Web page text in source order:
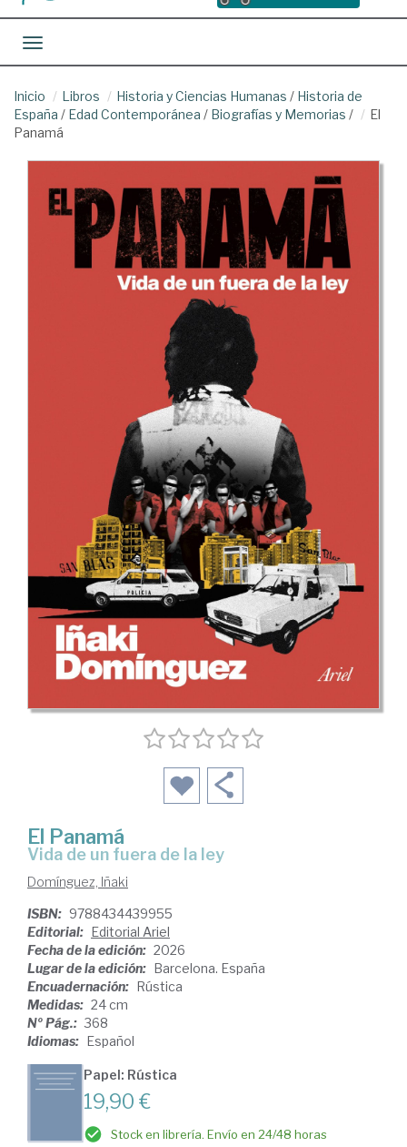
Toggle navigation
Inicio Libros Historia y Ciencias Humanas / Historia de
España / Edad Contemporánea / Biografías y Memorias /
El
Panamá
El Panamá
Vida de un fuera de la ley
Domínguez, Iñaki
ISBN: 9788434439955
Editorial: Editorial Ariel
Fecha de la edición: 2026
Lugar de la edición: Barcelona. España
Encuadernación: Rústica
Medidas: 24 cm
Nº Pág.: 368
Idiomas: Español
Papel: Rústica
19,90 €
Stock en librería. Envío en 24/48 horas